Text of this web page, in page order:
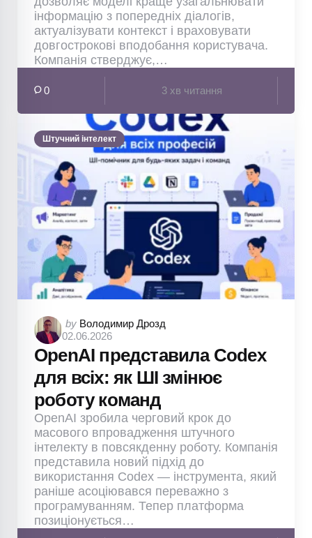
інформацію з попередніх діалогів,
актуалізувати контекст і враховувати
довгострокові вподобання користувача.
Компанія стверджує,…
0 3 хв читання
Штучний інтелект
Posted
by
by Володимир Дрозд
02.06.2026
OpenAI представила Codex
для всіх: як ШІ змінює
роботу команд
OpenAI зробила черговий крок до
масового впровадження штучного
інтелекту в повсякденну роботу. Компанія
представила новий підхід до
використання Codex — інструмента, який
раніше асоціювався переважно з
програмуванням. Тепер платформа
позиціонується…